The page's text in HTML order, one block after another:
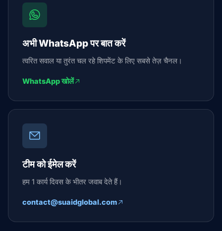
अभी WhatsApp पर बात करें
त्वरित सवाल या तुरंत चल रहे शिपमेंट के लिए सबसे तेज़ चैनल।
WhatsApp खोलें
टीम को ईमेल करें
हम 1 कार्य दिवस के भीतर जवाब देते हैं।
contact@suaidglobal.com